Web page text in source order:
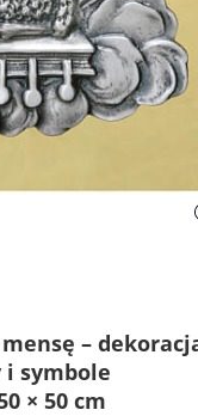
–
symbole
× 50 cm